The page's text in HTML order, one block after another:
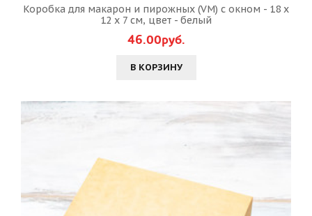
Коробка для макарон и пирожных (VM) с окном - 18 х
12 х 7 см, цвет - белый
46.00руб.
В КОРЗИНУ